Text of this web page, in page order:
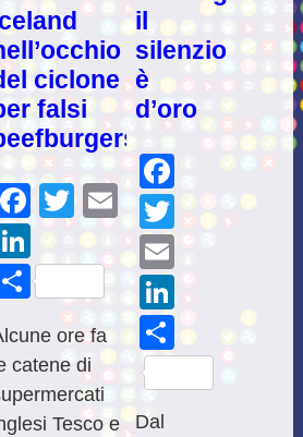
ciclone
falsi
Facebook
Twitter
Email
LinkedIn
Share
ore fa
catene di
Tesco e
il
silenzio
è
d’oro
Twitter
Share
Dal